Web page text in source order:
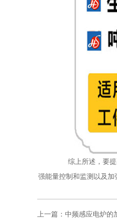
综上所述，要提高
强能量控制和监测以及
上一篇：中频感应电炉的